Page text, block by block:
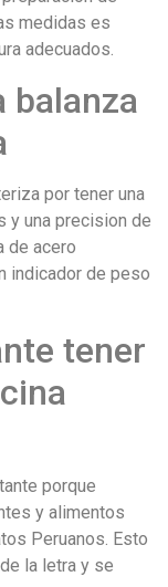
medidas es
adecuados.
balanza
por tener una
y una precision de
de acero
indicador de peso
tener
porque
y alimentos
Peruanos. Esto
la letra y se